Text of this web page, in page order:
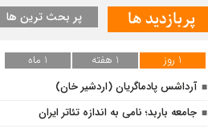
پربازدید ها پر بحث ترین ها
1 روز 1 هفته
1 ماه
آرداشس پادماگریان (اردشیر خان)
جامعه باربد؛ نامی به اندازه تئاتر ایران